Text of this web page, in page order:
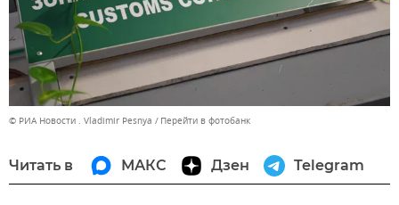
© РИА Новости . Vladimir Pesnya Перейти в фотобанк
Читать в МАКС Дзен Telegram